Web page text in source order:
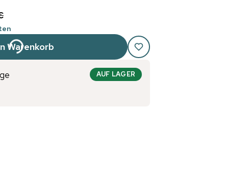
Warenkorb
AUF LAGER